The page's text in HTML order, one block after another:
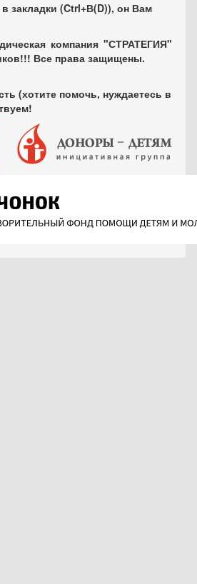
закладки (Ctrl+В(D)), он Вам
компания "СТРАТЕГИЯ"
Все права защищены.
(хотите помочь, нуждаетесь в